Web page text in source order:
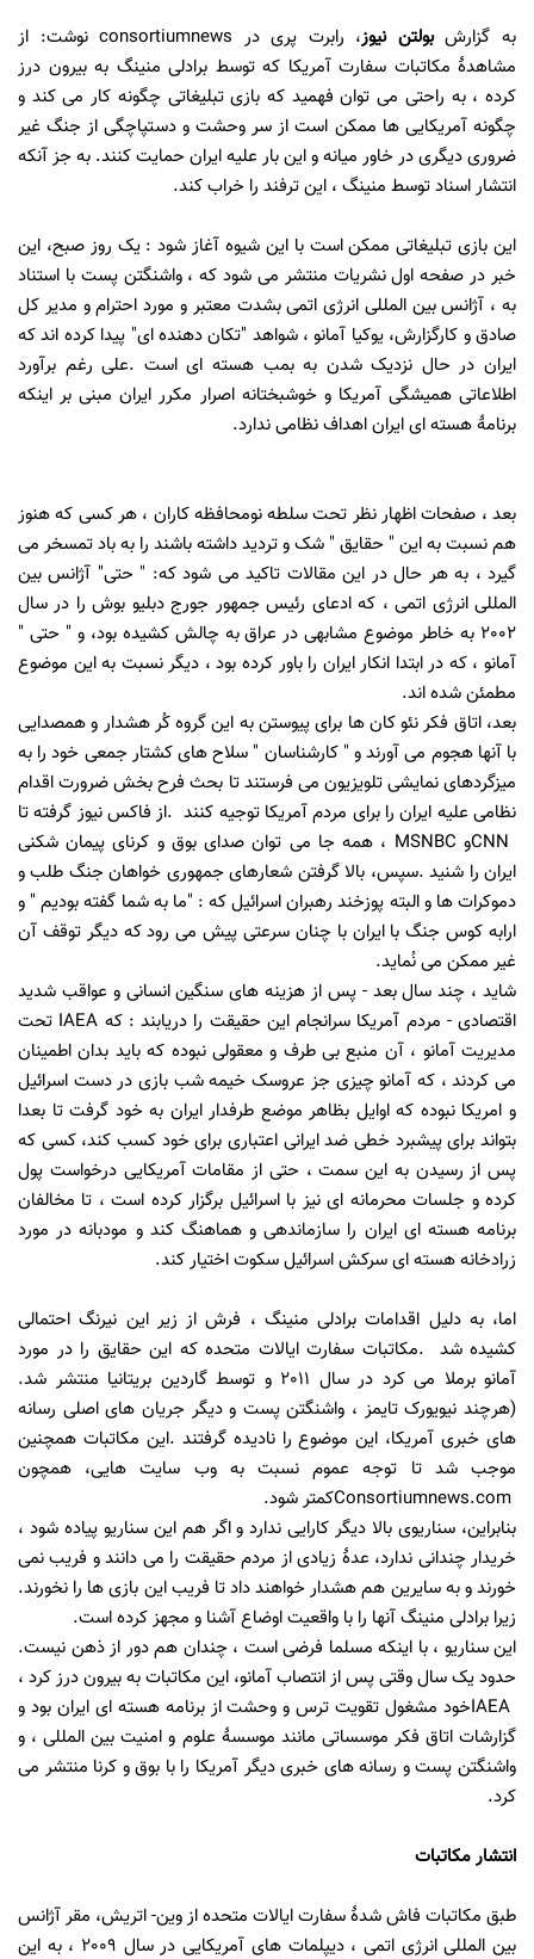
به گزارشبولتن نیوز
، رابرت پری در consortiumnews نوشت: از
مشاهدۀ مکاتبات سفارت آمریکا که توسط برادلی منینگ به بیرون درز
کرده ، به راحتی می توان فهمید که بازی تبلیغاتی چگونه کار می کند و
چگونه آمریکایی ها ممکن است از سر وحشت و دستپاچگی از جنگ غیر
ضروری دیگری در خاور میانه و این بار علیه ایران حمایت کنند. به جز آنکه
انتشار اسناد توسط منینگ ، این ترفند را خراب کند.
این بازی تبلیغاتی ممکن است با این شیوه آغاز شود : یک روز صبح، این
خبر در صفحه اول نشریات منتشر می شود که ، واشنگتن پست با استناد
به ، آژانس بین المللی انرژی اتمی بشدت معتبر و مورد احترام و مدیر کل
صادق و کارگزارش، یوکیا آمانو ، شواهد "تکان دهندهای" پیدا کرده اند که
ایران در حال نزدیک شدن به بمب هسته ای است .علی رغم برآورد
اطلاعاتی همیشگی آمریکا و خوشبختانه اصرار مکرر ایران مبنی بر اینکه
برنامۀ هسته ای ایران اهداف نظامی ندارد.
بعد ، صفحات اظهار نظر تحت سلطه نومحافظه کاران ، هر کسی که هنوز
هم نسبت به این " حقایق " شک و تردید داشته باشند را به باد تمسخر می
گیرد ، به هر حال در این مقالات تاکید می شود که: " حتی" آژانس بین
المللی انرژی اتمی ، که ادعای رئیس جمهور جورج دبلیو بوش را در سال
2002 به خاطر موضوع مشابهی در عراق به چالش کشیده بود، و " حتی
"
آمانو ، که در ابتدا انکار ایران را باور کرده بود ، دیگر نسبت به این موضوع
مطمئن شده اند.
بعد، اتاق فکر نئو کان ها برای پیوستن به این گروه کُر هشدار و همصدایی
با آنها هجوم می آورند و " کارشناسان " سلاح های کشتار جمعی خود را به
میزگردهای نمایشی تلویزیون می فرستند تا بحث فرح بخش ضرورت اقدام
نظامی علیه ایران را برای مردم آمریکا توجیه کنند .از فاکس نیوز گرفته تا
CNNو MSNBC ، همه جا می توان صدای بوق و کرنای پیمان شکنی
ایران را شنید.سپس، بالا گرفتن شعارهای جمهوری خواهان جنگ طلب و
دموکراتها و البته پوزخند رهبران اسرائیل که : "ما به شما گفته بودیم " و
ارابه کوس جنگ با ایران با چنان سرعتی پیش می رود که دیگر توقف آن
غیر ممکن می نُماید.
شاید ، چند سال بعد - پس از هزینه های سنگین انسانی و عواقب شدید
اقتصادی - مردم آمریکا سرانجام این حقیقت را دریابند : که IAEA تحت
مدیریت آمانو ، آن منبع بی طرف و معقولی نبوده که باید بدان اطمینان
می کردند ، که آمانو چیزی جز عروسک خیمه شب بازی در دست اسرائیل
و امریکا نبوده که اوایل بظاهر موضع طرفدار ایران به خود گرفت تا بعدا
بتواند برای پیشبرد خطی ضد ایرانی اعتباری برای خود کسب کند، کسی که
پس از رسیدن به این سمت ، حتی از مقامات آمریکایی درخواست پول
کرده و جلسات محرمانه ای نیز با اسرائیل برگزار کرده است ، تا مخالفان
برنامه هسته ای ایران را سازماندهی و هماهنگ کند و مودبانه در مورد
زرادخانه هسته ای سرکش اسرائیل سکوت اختیار کند.
اما، به دلیل اقدامات برادلی منینگ ، فرش از زیر این نیرنگ احتمالی
کشیده شد
.مکاتبات سفارت ایالات متحده که این حقایق را در مورد
آمانو برملا می کرد در سال 2011 و توسط
گاردین بریتانیا منتشر شد.
(هرچند نیویورک تایمز ، واشنگتن پست و دیگر جریان های اصلی رسانه
های خبری آمریکا، این موضوع را نادیده گرفتند .این مکاتبات همچنین
موجب شد تا توجه عموم نسبت به وب سایت هایی، همچون
Consortiumnews.comکمتر شود.
بنابراین، سناریوی بالا دیگر کارایی ندارد و اگر هم این سناریو پیاده شود ،
خریدار چندانی ندارد، عدۀ زیادی از مردم حقیقت را می دانند و فریب نمی
خورند و به سایرین هم هشدار خواهند داد تا فریب این بازی ها را نخورند.
زیرا برادلی منینگ آنها را با واقعیت اوضاع آشنا و مجهز کرده است.
این سناریو ، با اینکه مسلما فرضی است ، چندان هم دور از ذهن نیست.
حدود یک سال وقتی پس از انتصاب آمانو، این مکاتبات به بیرون درز کرد ،
IAEAخود مشغول تقویت ترس و وحشت از برنامه هسته ای ایران بود و
گزارشات اتاق فکر موسساتی مانند موسسۀ علوم و امنیت بین المللی ، و
واشنگتن پست و رسانه های خبری دیگر آمریکا را با بوق و کرنا منتشر می
کرد.
انتشار مکاتبات
طبق مکاتبات فاش شدۀ سفارت ایالات متحده از وین- اتریش، مقر آژانس
بین المللی انرژی اتمی ، دیپلمات های آمریکایی در سال 2009 ، به این